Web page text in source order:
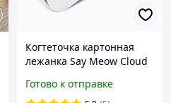
Когтеточка картонная
лежанка Say Meow Cloud
Готово к отправке